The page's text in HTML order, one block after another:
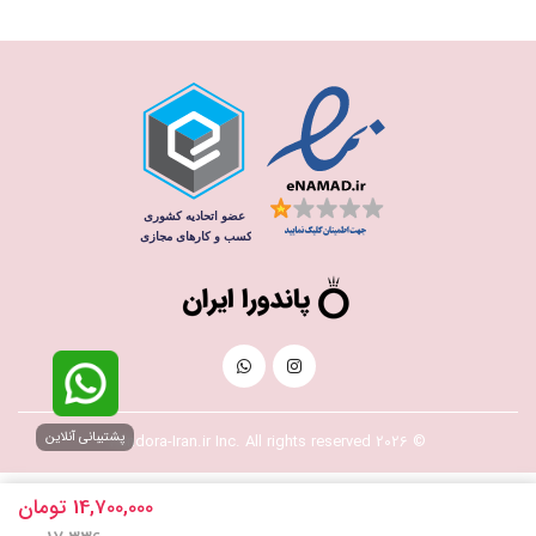
14,700,000 تومان
© 2026 Pandora-Iran.ir Inc. All rights reserved پشتیبانی آنلاین